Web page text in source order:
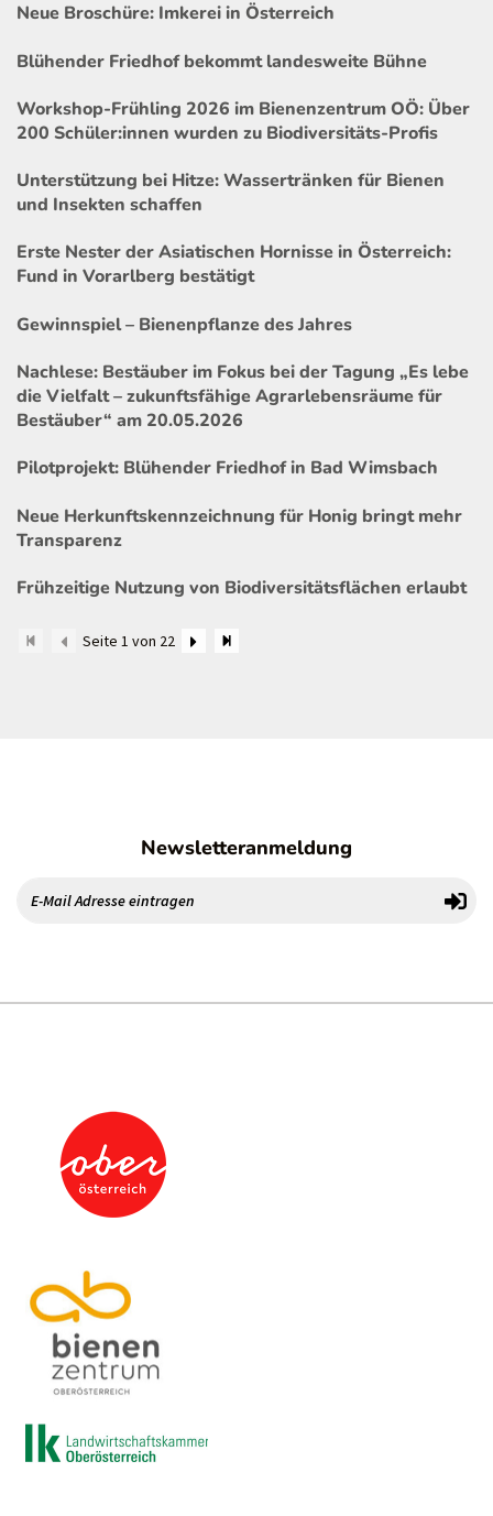
Neue Broschüre: Imkerei in Österreich
Blühender Friedhof bekommt landesweite Bühne
Workshop-Frühling 2026 im Bienenzentrum OÖ: Über
200 Schüler:innen wurden zu Biodiversitäts-Profis
Unterstützung bei Hitze: Wassertränken für Bienen
und Insekten schaffen
Erste Nester der Asiatischen Hornisse in Österreich:
Fund in Vorarlberg bestätigt
Gewinnspiel – Bienenpflanze des Jahres
Nachlese: Bestäuber im Fokus bei der Tagung „Es lebe
die Vielfalt – zukunftsfähige Agrarlebensräume für
Bestäuber“ am 20.05.2026
Pilotprojekt: Blühender Friedhof in Bad Wimsbach
Neue Herkunftskennzeichnung für Honig bringt mehr
Transparenz
Frühzeitige Nutzung von Biodiversitätsflächen erlaubt
Seite 1 von 22
Newsletteranmeldung